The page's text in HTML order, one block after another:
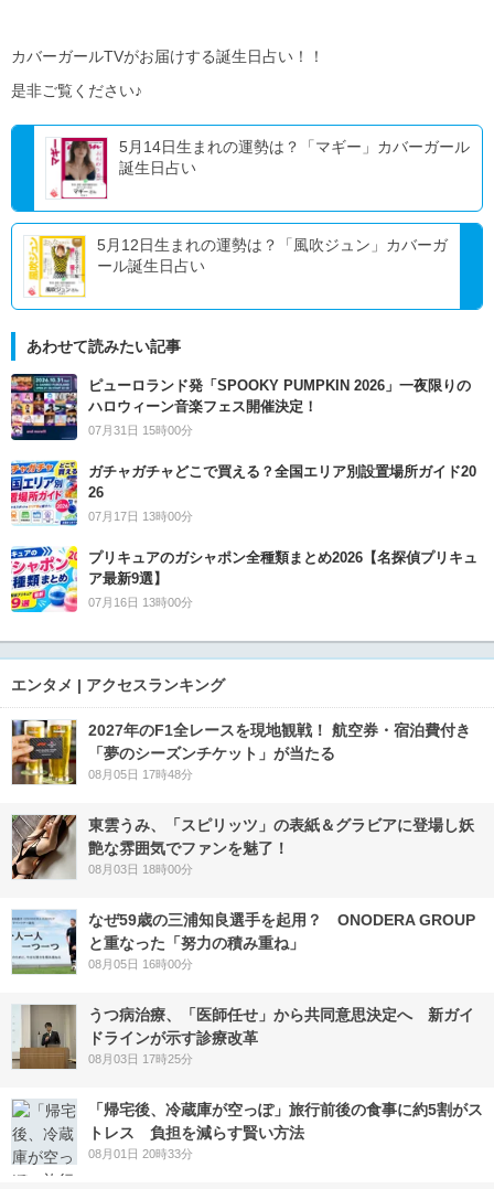
カバーガールTVがお届けする誕生日占い！！
是非ご覧ください♪
5月14日生まれの運勢は？「マギー」カバーガール
誕生日占い
5月12日生まれの運勢は？「風吹ジュン」カバーガ
ール誕生日占い
あわせて読みたい記事
ピューロランド発「SPOOKY PUMPKIN 2026」一夜限りの
ハロウィーン音楽フェス開催決定！
07月31日 15時00分
ガチャガチャどこで買える？全国エリア別設置場所ガイド20
26
07月17日 13時00分
プリキュアのガシャポン全種類まとめ2026【名探偵プリキュ
ア最新9選】
07月16日 13時00分
エンタメ | アクセスランキング
2027年のF1全レースを現地観戦！ 航空券・宿泊費付き
「夢のシーズンチケット」が当たる
08月05日 17時48分
東雲うみ、「スピリッツ」の表紙＆グラビアに登場し妖
艶な雰囲気でファンを魅了！
08月03日 18時00分
なぜ59歳の三浦知良選手を起用？ ONODERA GROUP
と重なった「努力の積み重ね」
08月05日 16時00分
うつ病治療、「医師任せ」から共同意思決定へ 新ガイ
ドラインが示す診療改革
08月03日 17時25分
「帰宅後、冷蔵庫が空っぽ」旅行前後の食事に約5割がス
トレス 負担を減らす賢い方法
08月01日 20時33分